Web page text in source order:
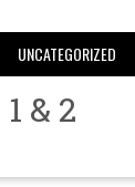
UNCATEGORIZED
& 2